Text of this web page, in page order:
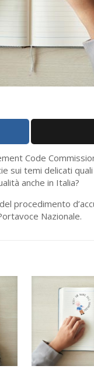
Code
sui temi delicati
anche in Italia?
procedimento
Nazionale.